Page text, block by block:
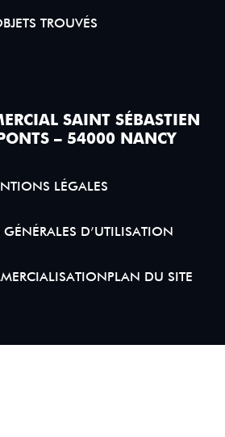
TROUVÉS
SAINT SÉBASTIEN
– 54000 NANCY
LÉGALES
D’UTILISATION
PLAN DU SITE